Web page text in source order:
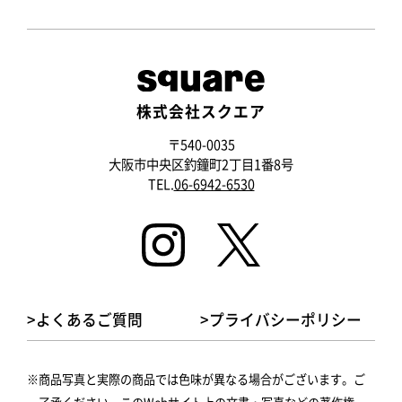
株式会社スクエア
〒540-0035
大阪市中央区釣鐘町2丁目1番8号
TEL.06-6942-6530
>よくあるご質問 >プライバシーポリシー
商品写真と実際の商品では色味が異なる場合がございます。ご